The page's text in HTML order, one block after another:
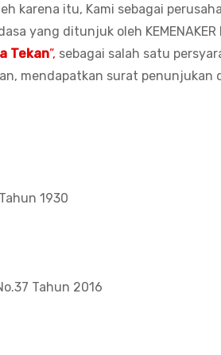
karena itu, Kami sebagai
yang ditunjuk oleh KEMENAKER
Tekan”, sebagai salah satu
mendapatkan surat penunjukan
1930
Tahun 2016